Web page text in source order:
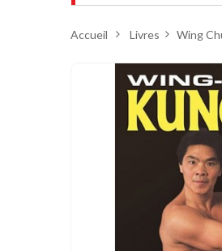
Armes
Tenues
Protections
Cible de frappe
Condition physique
Accueil > Livres > Wing